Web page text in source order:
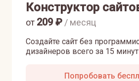
Конструктор
Создайте сайт без
дизайнеров всего за 15 минут
от 209₽ / месяц
Попробовать